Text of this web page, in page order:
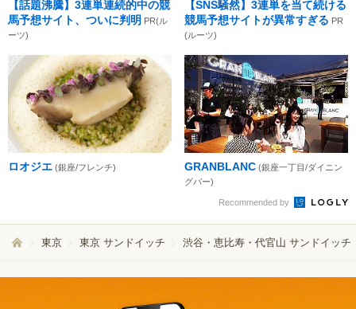
【話題沸騰】3連単連続的中の競
馬予想サイト、ついに判明 PR(ル
ーツ)
【SNS騒然】3連単を当て続ける
競馬予想サイトが異常すぎる PR
(ルーツ)
ロオジエ (銀座/フレンチ) GRANBLANC (銀座一丁目/ダイニン
グバー)
Recommended by
東京 東京 サンドイッチ 渋谷・恵比寿・代官山 サンドイッチ